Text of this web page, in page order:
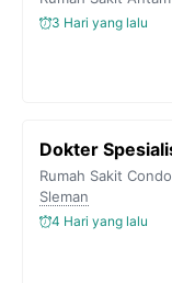
k
m
3 Hari yang lalu
Dokter
Rumah Sakit
Sleman
4 Hari yang lalu